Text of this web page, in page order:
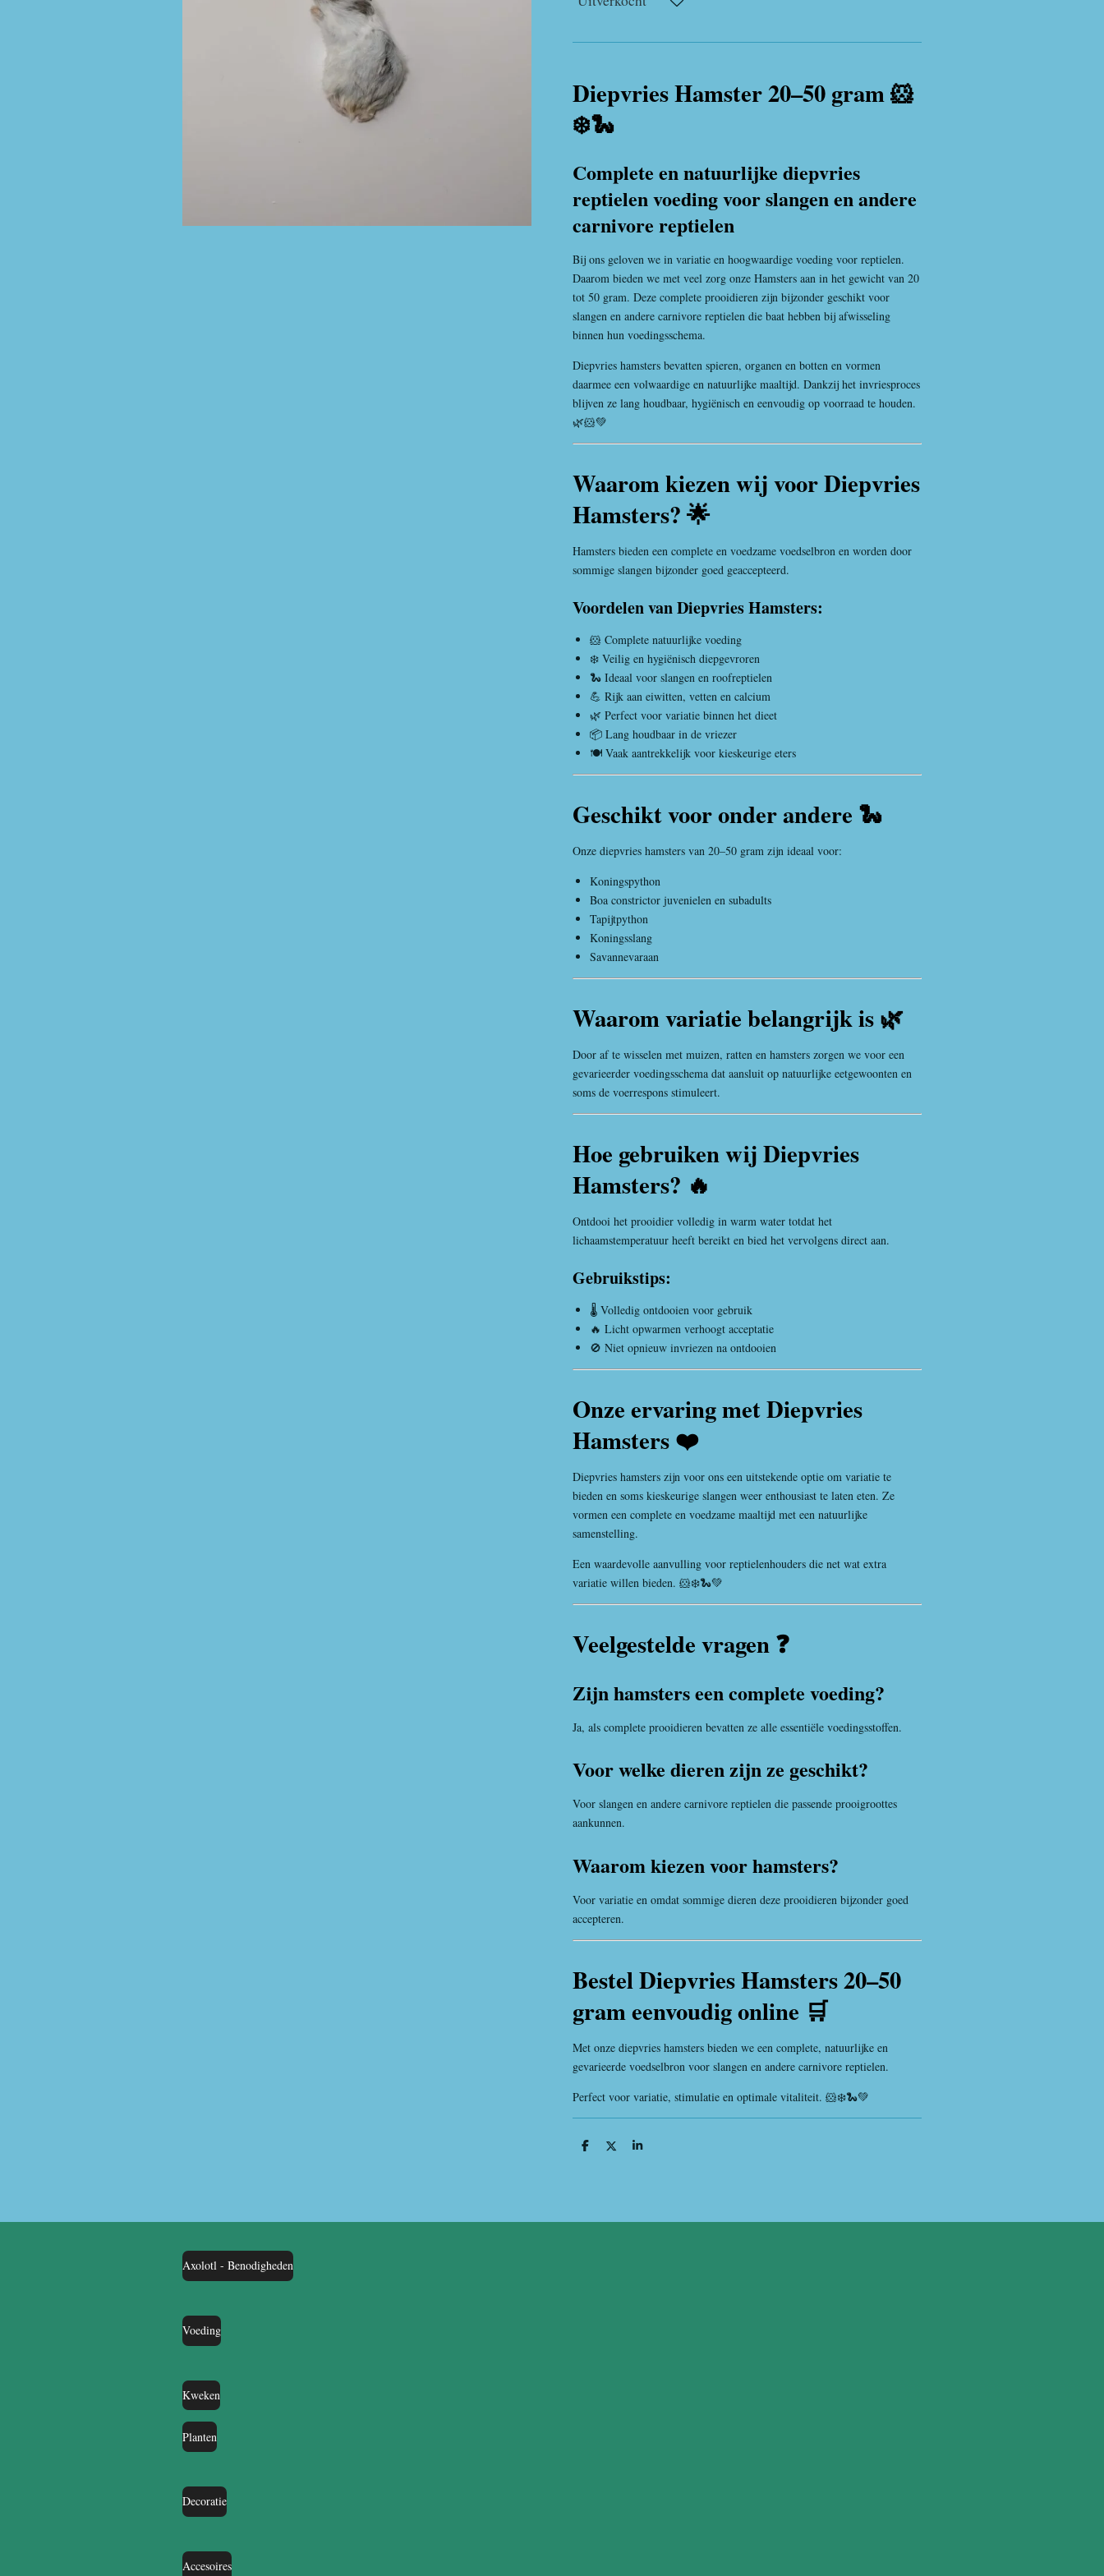
Diepvries Hamster 20–50 gram 🐹
❄️🐍
Complete en natuurlijke diepvries
reptielen voeding voor slangen en andere
carnivore reptielen
Bij ons geloven we in variatie en hoogwaardige voeding voor reptielen.
Daarom bieden we met veel zorg onze Hamsters aan in het gewicht van 20
tot 50 gram. Deze complete prooidieren zijn bijzonder geschikt voor
slangen en andere carnivore reptielen die baat hebben bij afwisseling
binnen hun voedingsschema.
Diepvries hamsters bevatten spieren, organen en botten en vormen
daarmee een volwaardige en natuurlijke maaltijd. Dankzij het invriesproces
blijven ze lang houdbaar, hygiënisch en eenvoudig op voorraad te houden.
🌿🐹💚
Waarom kiezen wij voor Diepvries
Hamsters? 🌟
Hamsters bieden een complete en voedzame voedselbron en worden door
sommige slangen bijzonder goed geaccepteerd.
Voordelen van Diepvries Hamsters:
🐹 Complete natuurlijke voeding
❄️ Veilig en hygiënisch diepgevroren
🐍 Ideaal voor slangen en roofreptielen
💪 Rijk aan eiwitten, vetten en calcium
🌿 Perfect voor variatie binnen het dieet
📦 Lang houdbaar in de vriezer
🍽️ Vaak aantrekkelijk voor kieskeurige eters
Geschikt voor onder andere 🐍
Onze diepvries hamsters van 20–50 gram zijn ideaal voor:
Koningspython
Boa constrictor juvenielen en subadults
Tapijtpython
Koningsslang
Savannevaraan
Waarom variatie belangrijk is 🌿
Door af te wisselen met muizen, ratten en hamsters zorgen we voor een
gevarieerder voedingsschema dat aansluit op natuurlijke eetgewoonten en
soms de voerrespons stimuleert.
Hoe gebruiken wij Diepvries
Hamsters? 🔥
Ontdooi het prooidier volledig in warm water totdat het
lichaamstemperatuur heeft bereikt en bied het vervolgens direct aan.
Gebruikstips:
🌡️ Volledig ontdooien voor gebruik
🔥 Licht opwarmen verhoogt acceptatie
🚫 Niet opnieuw invriezen na ontdooien
Onze ervaring met Diepvries
Hamsters ❤️
Diepvries hamsters zijn voor ons een uitstekende optie om variatie te
bieden en soms kieskeurige slangen weer enthousiast te laten eten. Ze
vormen een complete en voedzame maaltijd met een natuurlijke
samenstelling.
Een waardevolle aanvulling voor reptielenhouders die net wat extra
variatie willen bieden. 🐹❄️🐍💚
Veelgestelde vragen ❓
Zijn hamsters een complete voeding?
Ja, als complete prooidieren bevatten ze alle essentiële voedingsstoffen.
Voor welke dieren zijn ze geschikt?
Voor slangen en andere carnivore reptielen die passende prooigroottes
aankunnen.
Waarom kiezen voor hamsters?
Voor variatie en omdat sommige dieren deze prooidieren bijzonder goed
accepteren.
Bestel Diepvries Hamsters 20–50
gram eenvoudig online 🛒
Met onze diepvries hamsters bieden we een complete, natuurlijke en
gevarieerde voedselbron voor slangen en andere carnivore reptielen.
Perfect voor variatie, stimulatie en optimale vitaliteit. 🐹❄️🐍💚
D
D
S
Axolotl - Benodigheden
Voeding
Kweken
Planten
Decoratie
Accesoires